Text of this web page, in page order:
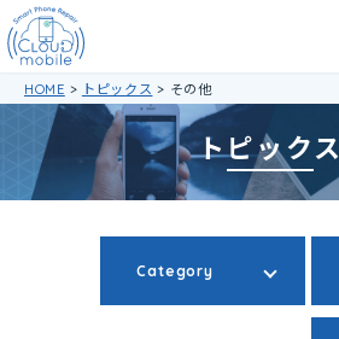
HOME > トピックス > その他
トピックス
Category